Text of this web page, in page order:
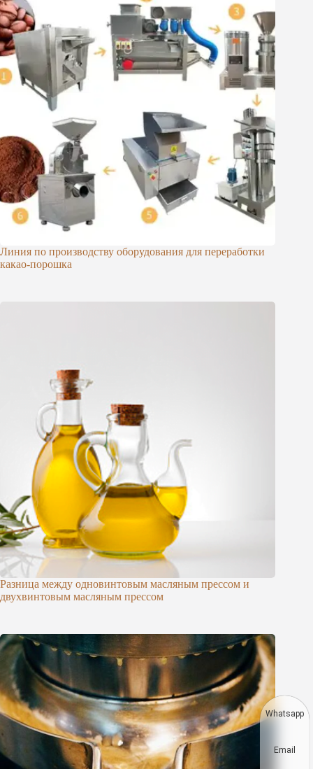
Линия по производству оборудования для переработки
какао-порошка
Разница между одновинтовым масляным прессом и
двухвинтовым масляным прессом
Whatsapp
Email